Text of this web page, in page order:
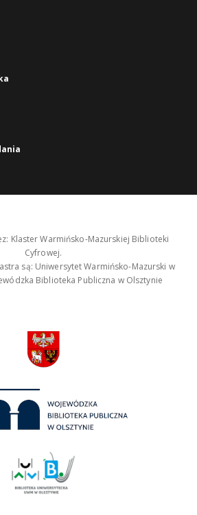
Klaster Warmińsko-Mazurskiej Biblioteki
Cyfrowej.
są: Uniwersytet Warmińsko-Mazurski w
Biblioteka Publiczna w Olsztynie